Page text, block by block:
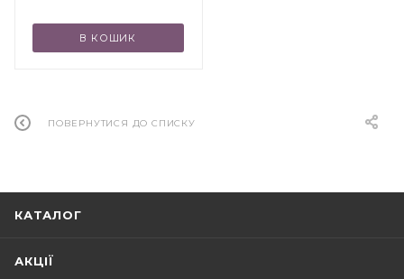
В КОШИК
ПОВЕРНУТИСЯ ДО СПИСКУ
КАТАЛОГ
АКЦІЇ